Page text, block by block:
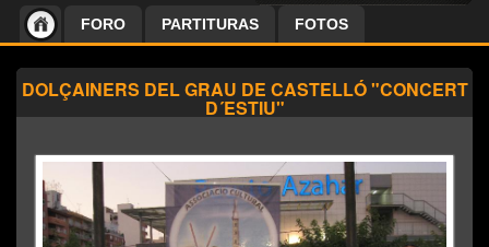
FORO PARTITURAS FOTOS
DOLÇAINERS DEL GRAU DE CASTELLÓ "CONCERT
D´ESTIU"